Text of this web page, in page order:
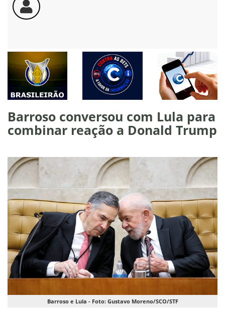
Barroso conversou com Lula para
combinar reação a Donald Trump
Barroso e Lula - Foto: Gustavo Moreno/SCO/STF